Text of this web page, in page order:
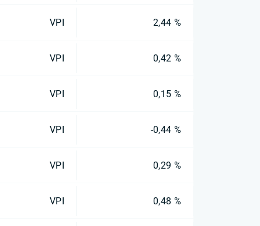
VPI 2,44 %
VPI 0,42 %
VPI 0,15 %
VPI -0,44 %
VPI 0,29 %
VPI 0,48 %